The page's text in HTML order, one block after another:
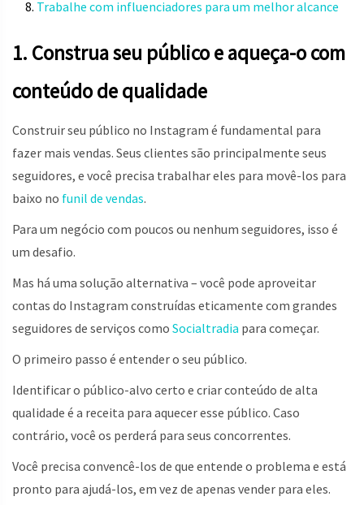
Trabalhe com influenciadores para um melhor alcance
1. Construa seu público e aqueça-o com
conteúdo de qualidade
Construir seu público no Instagram é fundamental para
fazer mais vendas. Seus clientes são principalmente seus
seguidores, e você precisa trabalhar eles para movê-los para
baixo no funil de vendas.
Para um negócio com poucos ou nenhum seguidores, isso é
um desafio.
Mas há uma solução alternativa – você pode aproveitar
contas do Instagram construídas eticamente com grandes
seguidores de serviços como Socialtradia para começar.
O primeiro passo é entender o seu público.
Identificar o público-alvo certo e criar conteúdo de alta
qualidade é a receita para aquecer esse público. Caso
contrário, você os perderá para seus concorrentes.
Você precisa convencê-los de que entende o problema e está
pronto para ajudá-los, em vez de apenas vender para eles.